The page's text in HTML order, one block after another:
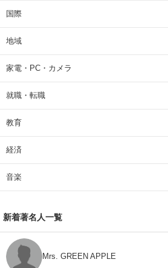
国際
地域
家電・PC・カメラ
就職・転職
教育
経済
音楽
新着著名人一覧
Mrs. GREEN APPLE